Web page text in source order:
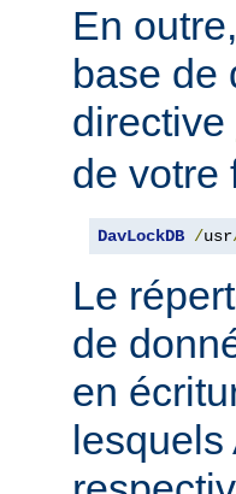
En
base de
directive
de votre
DavLockDB /usr
Le
de
en
lesquels